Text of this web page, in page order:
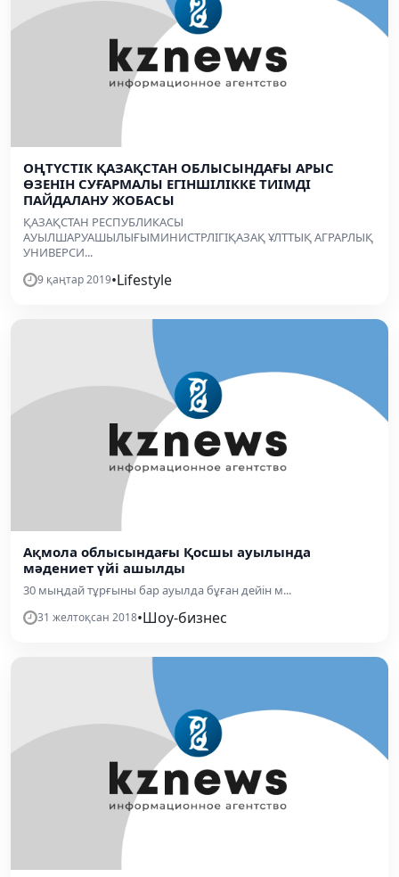
ОҢТҮСТІК ҚАЗАҚСТАН ОБЛЫСЫНДАҒЫ АРЫС
ӨЗЕНІН СУҒАРМАЛЫ ЕГІНШІЛІККЕ ТИІМДІ
ПАЙДАЛАНУ ЖОБАСЫ
ҚАЗАҚСТАН РЕСПУБЛИКАСЫ
АУЫЛШАРУАШЫЛЫҒЫМИНИСТРЛІГІҚАЗАҚ ҰЛТТЫҚ АГРАРЛЫҚ
УНИВЕРСИ...
9 қаңтар 2019•Lifestyle
Ақмола облысындағы Қосшы ауылында
мәдениет үйі ашылды
30 мыңдай тұрғыны бар ауылда бұған дейін м...
31 желтоқсан 2018•Шоу-бизнес